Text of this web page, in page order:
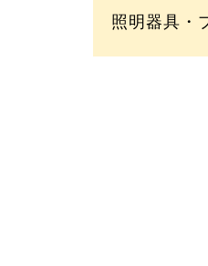
照明器具・